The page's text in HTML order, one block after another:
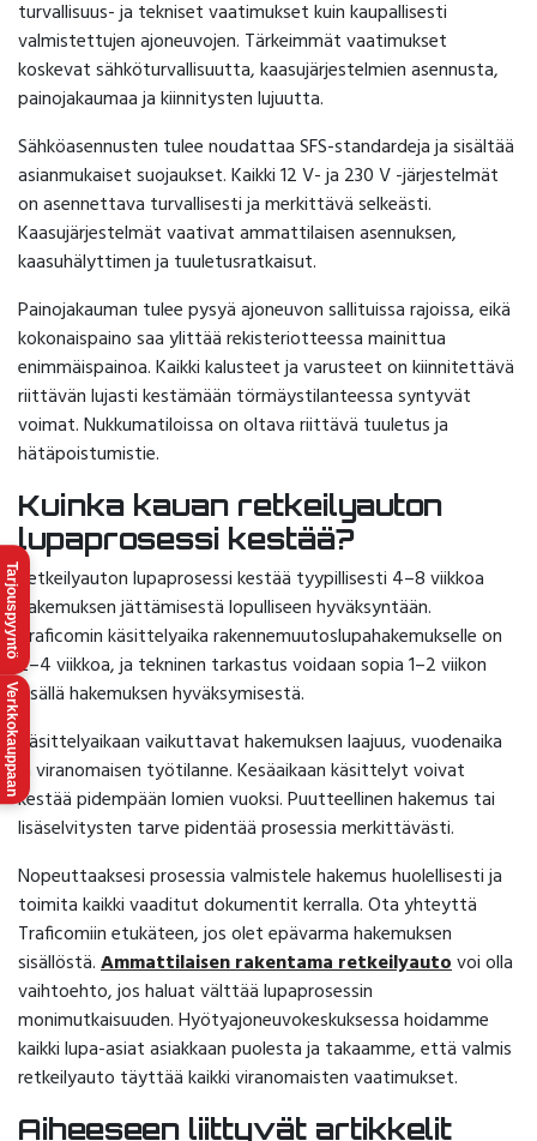
turvallisuus- ja tekniset vaatimukset kuin kaupallisesti
valmistettujen ajoneuvojen. Tärkeimmät vaatimukset
koskevat sähköturvallisuutta, kaasujärjestelmien asennusta,
painojakaumaa ja kiinnitysten lujuutta.
Sähköasennusten tulee noudattaa SFS-standardeja ja sisältää
asianmukaiset suojaukset. Kaikki 12 V- ja 230 V -järjestelmät
on asennettava turvallisesti ja merkittävä selkeästi.
Kaasujärjestelmät vaativat ammattilaisen asennuksen,
kaasuhälyttimen ja tuuletusratkaisut.
Painojakauman tulee pysyä ajoneuvon sallituissa rajoissa, eikä
kokonaispaino saa ylittää rekisteriotteessa mainittua
enimmäispainoa. Kaikki kalusteet ja varusteet on kiinnitettävä
riittävän lujasti kestämään törmäystilanteessa syntyvät
voimat. Nukkumatiloissa on oltava riittävä tuuletus ja
hätäpoistumistie.
Kuinka kauan retkeilyauton
lupaprosessi kestää?
Retkeilyauton lupaprosessi kestää tyypillisesti 4–8 viikkoa
hakemuksen jättämisestä lopulliseen hyväksyntään.
Traficomin käsittelyaika rakennemuutoslupahakemukselle on
2–4 viikkoa, ja tekninen tarkastus voidaan sopia 1–2 viikon
sisällä hakemuksen hyväksymisestä.
Käsittelyaikaan vaikuttavat hakemuksen laajuus, vuodenaika
ja viranomaisen työtilanne. Kesäaikaan käsittelyt voivat
kestää pidempään lomien vuoksi. Puutteellinen hakemus tai
lisäselvitysten tarve pidentää prosessia merkittävästi.
Nopeuttaaksesi prosessia valmistele hakemus huolellisesti ja
toimita kaikki vaaditut dokumentit kerralla. Ota yhteyttä
Traficomiin etukäteen, jos olet epävarma hakemuksen
sisällöstä.Ammattilaisen rakentama retkeilyautovoi olla
vaihtoehto, jos haluat välttää lupaprosessin
monimutkaisuuden. Hyötyajoneuvokeskuksessa hoidamme
kaikki lupa-asiat asiakkaan puolesta ja takaamme, että valmis
retkeilyauto täyttää kaikki viranomaisten vaatimukset.
Aiheeseen liittyvät artikkelit
Tarjouspyyntö
Verkkokauppaan